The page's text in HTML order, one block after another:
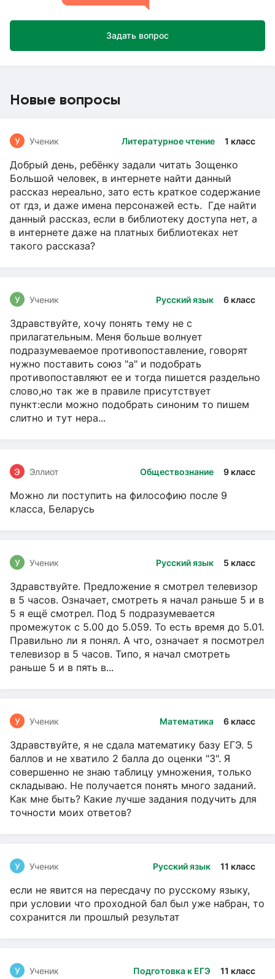
Задать вопрос
Новые вопросы
Литературное чтение 1 класс
У Ученик
Добрый день, ребёнку задали читать Зощенко
Большой человек, в интернете найти данный
рассказ нереально, зато есть краткое содержание
от гдз, и даже имена персонажей есть. Где найти
данный рассказ, если в библиотеку доступа нет, а
в интернете даже на платных библиотеках нет
такого рассказа?
Русский язык 6 класс
У Ученик
Здравствуйте, хочу понять тему не с
прилагательным. Меня больше волнует
подразумеваемое противопоставление, говорят
нужно поставить союз "а" и подобрать
противопоставляют ее и тогда пишется раздельно
слово,но так же в правиле присутствует
пункт:если можно подобрать синоним то пишем
слитно и тут нера...
Обществознание 9 класс
Э Эллиот
Можно ли поступить на философию после 9
класса, Беларусь
Русский язык 5 класс
У Ученик
Здравствуйте. Предложение я смотрел телевизор
в 5 часов. Означает, смотреть я начал раньше 5 и в
5 я ещё смотрел. Под 5 подразумевается
промежуток с 5.00 до 5.059. То есть время до 5.01.
Правильно ли я понял. А что, означает я посмотрел
телевизор в 5 часов. Типо, я начал смотреть
раньше 5 и в пять в...
Математика 6 класс
У Ученик
Здравствуйте, я не сдала математику базу ЕГЭ. 5
баллов и не хватило 2 балла до оценки "3". Я
совершенно не знаю таблицу умножения, только
складываю. Не получается понять много заданий.
Как мне быть? Какие лучше задания подучить для
точности моих ответов?
Русский язык 11 класс
У Ученик
если не явится на пересдачу по русскому языку,
при условии что проходной бал был уже набран, то
сохранится ли прошлый результат
Подготовка к ЕГЭ 11 класс
У Ученик